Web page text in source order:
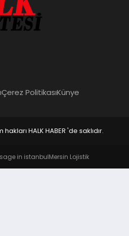
Çerez PolitikasıKünye
HALK HABER 'de saklıdır.
in istanbulMersin Lojistik